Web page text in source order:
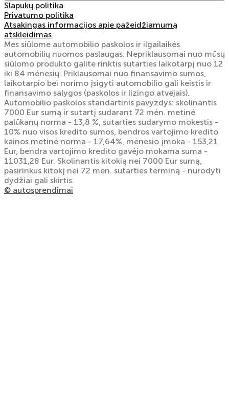
Slapukų politika
Privatumo politika
Atsakingas informacijos apie pažeidžiamumą
atskleidimas
Mes siūlome automobilio paskolos ir ilgailaikės
automobilių nuomos paslaugas. Nepriklausomai nuo mūsų
siūlomo produkto galite rinktis sutarties laikotarpį nuo 12
iki 84 mėnesių. Priklausomai nuo finansavimo sumos,
laikotarpio bei norimo įsigyti automobilio gali keistis ir
finansavimo salygos (paskolos ir lizingo atvejais).
Automobilio paskolos standartinis pavyzdys: skolinantis
7000 Eur sumą ir sutartį sudarant 72 mėn. metinė
palūkanų norma - 13,8 %, sutarties sudarymo mokestis -
10% nuo visos kredito sumos, bendros vartojimo kredito
kainos metinė norma - 17,64%, mėnesio įmoka - 153,21
Eur, bendra vartojimo kredito gavėjo mokama suma -
11031,28 Eur. Skolinantis kitokią nei 7000 Eur sumą,
pasirinkus kitokį nei 72 mėn. sutarties terminą - nurodyti
dydžiai gali skirtis.
© autosprendimai